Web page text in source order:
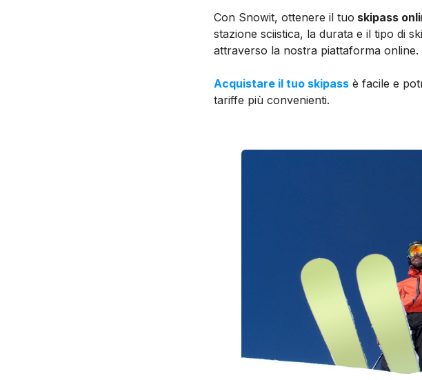
Con Snowit, ottenere il tuo skipass
stazione sciistica, la durata e il tipo di
attraverso la nostra piattaforma online.
Acquistare il tuo skipass è facile e
tariffe più convenienti.